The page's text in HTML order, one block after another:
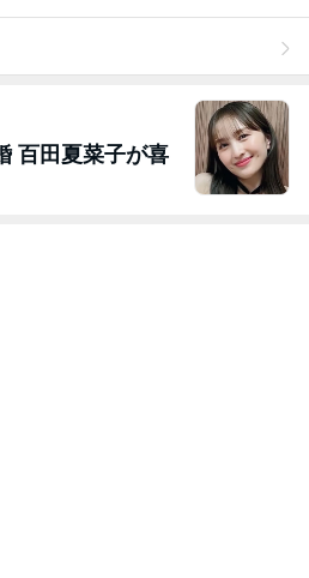
百田夏菜子が喜